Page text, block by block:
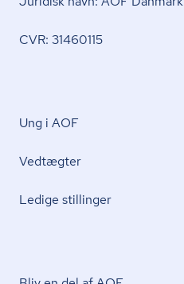
CVR: 31460115
Ung i AOF
Vedtægter
Ledige stillinger